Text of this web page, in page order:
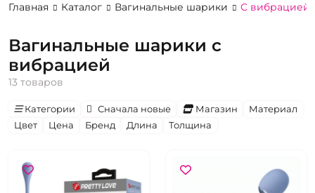
Главная Каталог Вагинальные шарики С вибрацией
Вагинальные шарики с
вибрацией
13 товаров
Категории Сначала новые Магазин
Материал
Цвет
Цена Бренд Длина Толщина